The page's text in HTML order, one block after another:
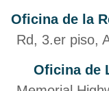
Oficina de la
Rd, 3.er piso,
Oficina de